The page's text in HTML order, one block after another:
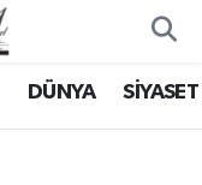
DÜNYA SİYASET